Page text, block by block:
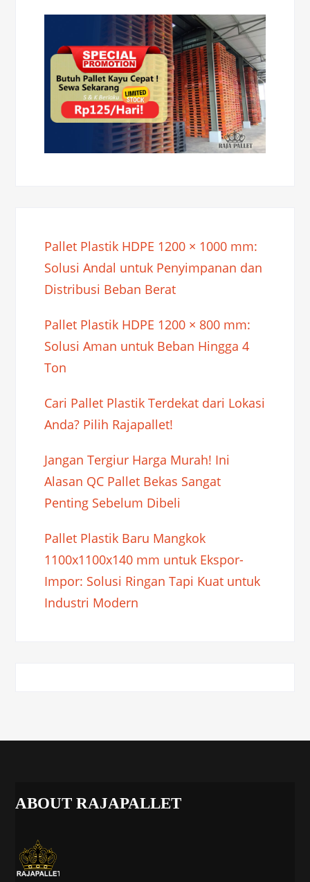
Pallet Plastik HDPE 1200 × 1000 mm:
Solusi Andal untuk Penyimpanan dan
Distribusi Beban Berat
Pallet Plastik HDPE 1200 × 800 mm:
Solusi Aman untuk Beban Hingga 4
Ton
Cari Pallet Plastik Terdekat dari Lokasi
Anda? Pilih Rajapallet!
Jangan Tergiur Harga Murah! Ini
Alasan QC Pallet Bekas Sangat
Penting Sebelum Dibeli
Pallet Plastik Baru Mangkok
1100x1100x140 mm untuk Ekspor-
Impor: Solusi Ringan Tapi Kuat untuk
Industri Modern
ABOUT RAJAPALLET